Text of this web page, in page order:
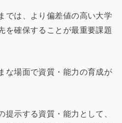
では、より偏差値の高い大学
を確保することが最重要課題
な場面で資質・能力の育成が
提示する資質・能力として、